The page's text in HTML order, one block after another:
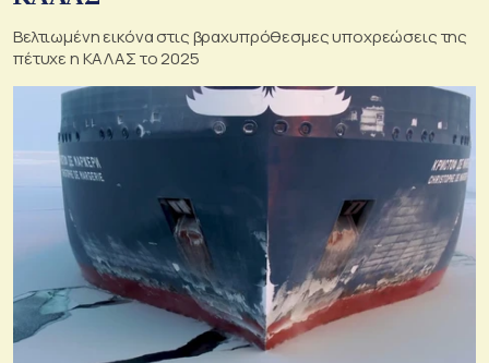
Βελτιωμένη εικόνα στις βραχυπρόθεσμες υποχρεώσεις της
πέτυχε η ΚΑΛΑΣ το 2025